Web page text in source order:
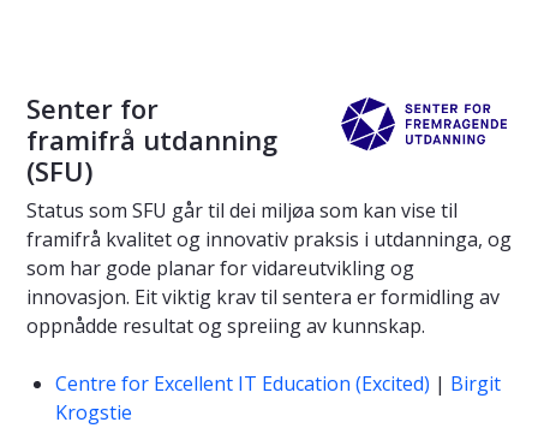
Senter for
framifrå utdanning
(SFU)
Status som SFU går til dei miljøa som kan vise til
framifrå kvalitet og innovativ praksis i utdanninga, og
som har gode planar for vidareutvikling og
innovasjon. Eit viktig krav til sentera er formidling av
oppnådde resultat og spreiing av kunnskap.
Centre for Excellent IT Education (Excited) | Birgit
Krogstie